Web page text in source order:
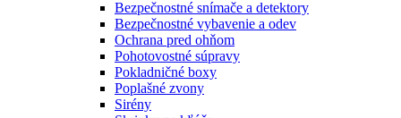
Bezpečnostné snímače a detektory
Bezpečnostné vybavenie a odev
Ochrana pred ohňom
Pohotovostné súpravy
Pokladničné boxy
Poplašné zvony
Sirény